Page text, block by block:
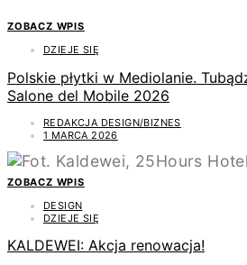
ZOBACZ WPIS
DZIEJE SIĘ
Polskie płytki w Mediolanie.
Salone del Mobile 2026
REDAKCJA DESIGN/BIZNES
1 MARCA 2026
ZOBACZ WPIS
DESIGN
DZIEJE SIĘ
KALDEWEI: Akcja renowacja!